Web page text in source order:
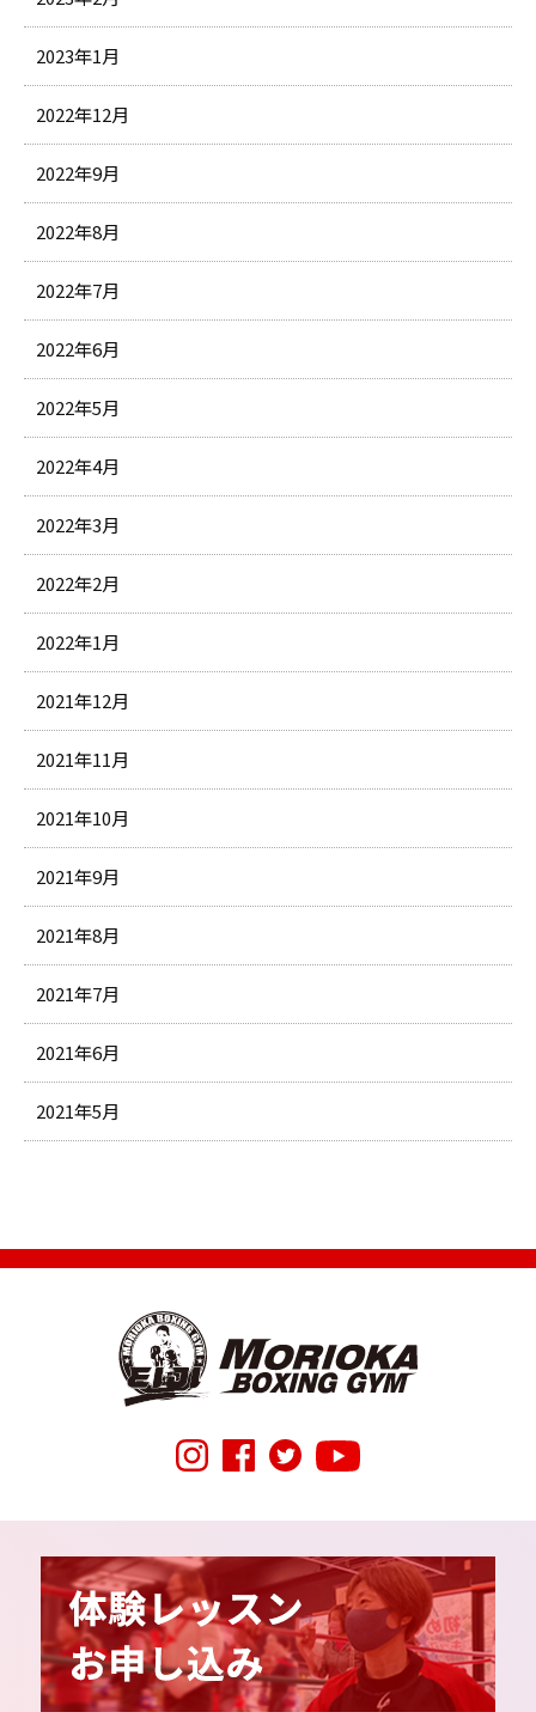
2023年1月
2022年12月
2022年9月
2022年8月
2022年7月
2022年6月
2022年5月
2022年4月
2022年3月
2022年2月
2022年1月
2021年12月
2021年11月
2021年10月
2021年9月
2021年8月
2021年7月
2021年6月
2021年5月